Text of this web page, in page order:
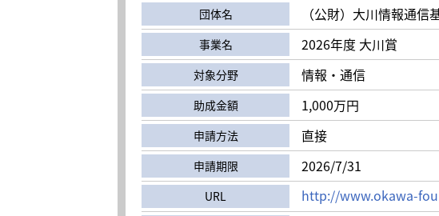
団体名
（公財）大川情報通信
事業名 2026年度 大川賞
対象分野 情報・通信
助成金額 1,000万円
申請方法 直接
申請期限 2026/7/31
URL http://www.okawa-